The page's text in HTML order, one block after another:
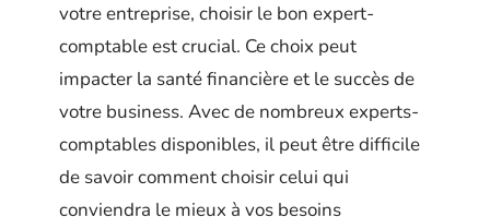
votre entreprise, choisir le bon expert-
comptable est crucial. Ce choix peut
impacter la santé financière et le succès de
votre business. Avec de nombreux experts-
comptables disponibles, il peut être difficile
de savoir comment choisir celui qui
conviendra le mieux à vos besoins